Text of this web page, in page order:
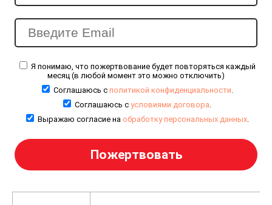
Я понимаю, что пожертвование будет повторяться каждый
месяц (в любой момент это можно отключить)
Соглашаюсь с политикой конфиденциальности.
Соглашаюсь с условиями договора.
Выражаю согласие на обработку персональных данных.